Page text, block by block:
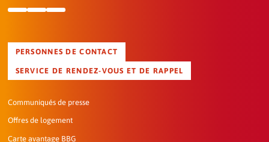
PERSONNES DE CONTACT
SERVICE DE RENDEZ-VOUS ET DE RAPPEL
Communiqués de presse
Offres de logement
Carte avantage BBG